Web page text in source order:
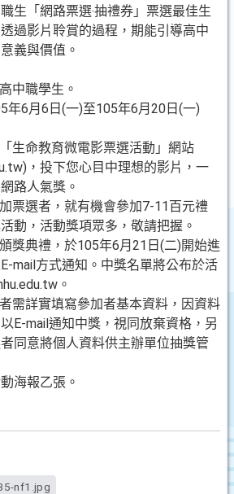
生「網路票選‧抽禮券」票選最佳生
過影片聆賞的過程，期能引導高中
義與價值。
中職學生。
年6月6日(一)至105年6月20日(一)
生命教育微電影票選活動」網站
，投下您心目中理想的影片，一
路人氣獎。
票選者，就有機會參加7-11百元禮
動，活動獎項眾多，敬請把握。
獎典禮，於105年6月21日(二)開始進
mail方式通知。中獎名單將公布於活
。
需詳實填寫參加者基本資料，因資料
E-mail通知中獎，視同放棄資格，另
同意將個人資料供主辦單位抽獎管
海報乙張。
nf1.jpg